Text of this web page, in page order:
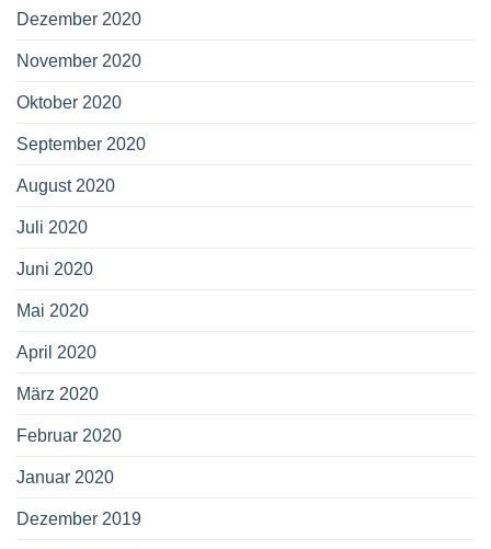
Dezember 2020
November 2020
Oktober 2020
September 2020
August 2020
Juli 2020
Juni 2020
Mai 2020
April 2020
März 2020
Februar 2020
Januar 2020
Dezember 2019